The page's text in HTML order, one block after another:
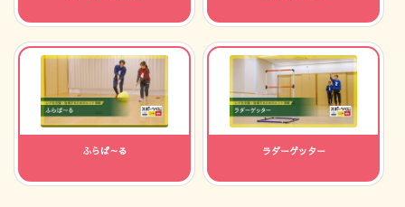
ふらば～る ラダーゲッター